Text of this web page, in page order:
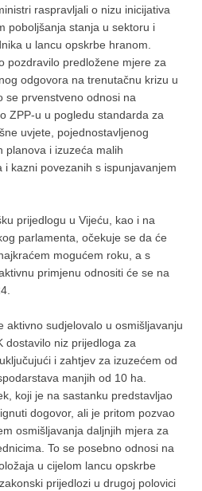
raspravljali o nizu inicijativa
poboljšanja stanja u sektoru i
u lancu opskrbe hranom.
pozdravilo predložene mjere za
odgovora na trenutačnu krizu u
se prvenstveno odnosi na
ZPP-u u pogledu standarda za
uvjete, pojednostavljenog
planova i izuzeća malih
kazni povezanih s ispunjavanjem
prijedlogu u Vijeću, kao i na
parlamenta, očekuje se da će
mogućem roku, a s
primjenu odnositi će se na
aktivno sudjelovalo u osmišljavanju
dostavilo niz prijedloga za
i zahtjev za izuzećem od
manjih od 10 ha.
koji je na sastanku predstavljao
dogovor, ali je pritom pozvao
osmišljavanja daljnjih mjera za
To se posebno odnosi na
u cijelom lancu opskrbe
prijedlozi u drugoj polovici